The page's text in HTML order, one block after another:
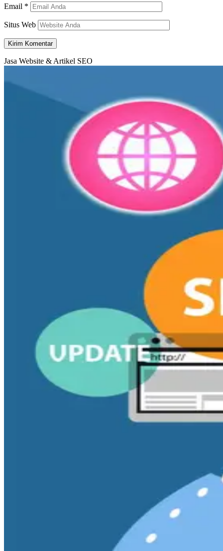
Email *
Situs Web
Jasa Website & Artikel SEO